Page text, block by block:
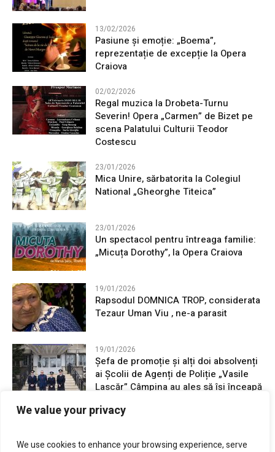
We value your privacy
We use cookies to enhance your browsing experience, serve
13/02/2026
Pasiune și emoție: „Boema”,
reprezentație de excepție la Opera
Craiova
02/02/2026
Regal muzica la Drobeta-Turnu
Severin! Opera „Carmen” de Bizet pe
scena Palatului Culturii Teodor
Costescu
23/01/2026
Mica Unire, sărbatorita la Colegiul
National „Gheorghe Titeica”
23/01/2026
Un spectacol pentru întreaga familie:
„Micuța Dorothy”, la Opera Craiova
19/01/2026
Rapsodul DOMNICA TROP, considerata
Tezaur Uman Viu , ne-a parasit
19/01/2026
Șefa de promoție și alți doi absolvenți
ai Școlii de Agenți de Poliție „Vasile
Lascăr” Câmpina au ales să își înceapă